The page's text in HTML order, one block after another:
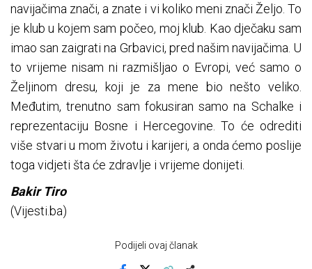
navijačima znači, a znate i vi koliko meni znači Željo. To
je klub u kojem sam počeo, moj klub. Kao dječaku sam
imao san zaigrati na Grbavici, pred našim navijačima. U
to vrijeme nisam ni razmišljao o Evropi, već samo o
Željinom dresu, koji je za mene bio nešto veliko.
Međutim, trenutno sam fokusiran samo na Schalke i
reprezentaciju Bosne i Hercegovine. To će odrediti
više stvari u mom životu i karijeri, a onda ćemo poslije
toga vidjeti šta će zdravlje i vrijeme donijeti.
Bakir Tiro
(Vijesti.ba)
Podijeli ovaj članak